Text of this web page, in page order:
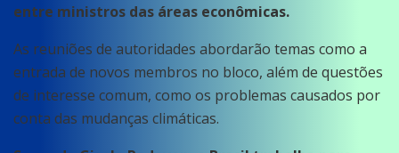
entre ministros das áreas econômicas.
As reuniões de autoridades abordarão temas como a
entrada de novos membros no bloco, além de questões
de interesse comum, como os problemas causados por
conta das mudanças climáticas.